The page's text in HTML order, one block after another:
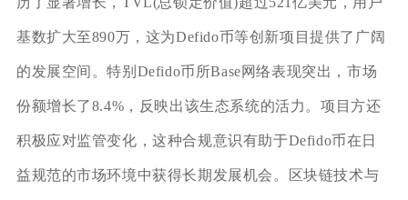
基数扩大至890万，这为Defido币等创新项目提供了广阔
的发展空间。特别Defido币所Base网络表现突出，市场
份额增长了8.4%，反映出该生态系统的活力。项目方还
积极应对监管变化，这种合规意识有助于Defido币在日
益规范的市场环境中获得长期发展机会。区块链技术与